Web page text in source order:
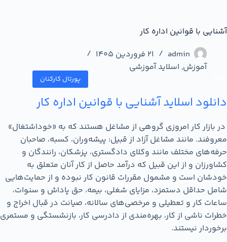
پورتال کارکنان
آشنایی با قوانین اداره کار
admin
21 فروردین 1405
آموزش, اسلاید آموزشی
دانلود اسلاید آشنایی با قوانین اداره کار
در بازار کار امروزی گروهی از مشاغل هستند که به «خوداشتغال»
معروفند. مانند مشاغل آزاد از قبیل: پیشه‌وران، کسبه، صاحبان
حرفه‌های مختلف مانند وکلای دادگستری، پزشکان، رانندگان و
کشاورزان و از این قبیل که درآمد حاصل از کار آنان متعلق به
خودشان است و مشمول مقررات قانون کار نبوده و از حمایت‌هایی
شامل حداقل دستمزد، مزایای شغلی، بیمه، حق پاداش و سنوات،
ساعات کار و تعطیلی و مرخصی‌های سالانه، صیانت در قبال اخراج و
خطرات ناشی از کار، بهره‌مندی از دادرسی کار، بازنشستگی و مستمری
برخوردار نیستند.